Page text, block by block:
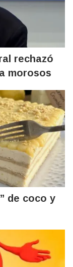
rechazó
morosos
de coco y